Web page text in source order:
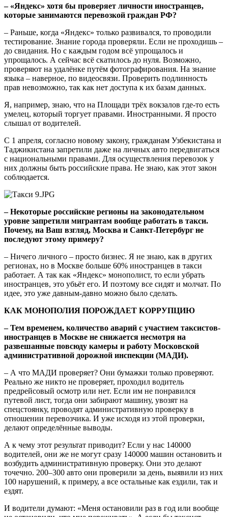
– «Яндекс» хотя бы проверяет личности иностранцев,
которые занимаются перевозкой граждан РФ?
– Раньше, когда «Яндекс» только развивался, то проводили
тестирование. Знание города проверяли. Если не проходишь –
до свидания. Но с каждым годом всё упрощалось и
упрощалось. А сейчас всё скатилось до нуля. Возможно,
проверяют на удалёнке путём фотографирования. На знание
языка – наверное, по видеосвязи. Проверить подлинность
прав невозможно, так как нет доступа к их базам данных.
Я, например, знаю, что на Площади трёх вокзалов где-то есть
умелец, который торгует правами. Иностранными. Я просто
слышал от водителей.
С 1 апреля, согласно новому закону, гражданам Узбекистана и
Таджикистана запретили даже на личных авто передвигаться
с национальными правами. Для осуществления перевозок у
них должны быть российские права. Не знаю, как этот закон
соблюдается.
– Некоторые российские регионы на законодательном
уровне запретили мигрантам вообще работать в такси.
Почему, на Ваш взгляд, Москва и Санкт-Петербург не
последуют этому примеру?
– Ничего личного – просто бизнес. Я не знаю, как в других
регионах, но в Москве больше 60% иностранцев в такси
работает. А так как «Яндекс» монополист, то если убрать
иностранцев, это убьёт его. И поэтому все сидят и молчат. По
идее, это уже давным-давно можно было сделать.
КАК МОНОПОЛИЯ ПОРОЖДАЕТ КОРРУПЦИЮ
– Тем временем, количество аварий с участием таксистов-
иностранцев в Москве не снижается несмотря на
развешанные повсюду камеры и работу Московской
административной дорожной инспекции (МАДИ).
– А что МАДИ проверяет? Они бумажки только проверяют.
Реально же никто не проверяет, проходил водитель
предрейсовый осмотр или нет. Если им не понравился
путевой лист, тогда они забирают машину, увозят на
спецстоянку, проводят административную проверку в
отношении перевозчика. И уже исходя из этой проверки,
делают определённые выводы.
А к чему этот результат приводит? Если у нас 140000
водителей, они же не могут сразу 140000 машин остановить и
возбудить административную проверку. Они это делают
точечно. 200–300 авто они проверили за день, выявили из них
100 нарушений, к примеру, а все остальные как ездили, так и
ездят.
И водители думают: «Меня остановили раз в год или вообще